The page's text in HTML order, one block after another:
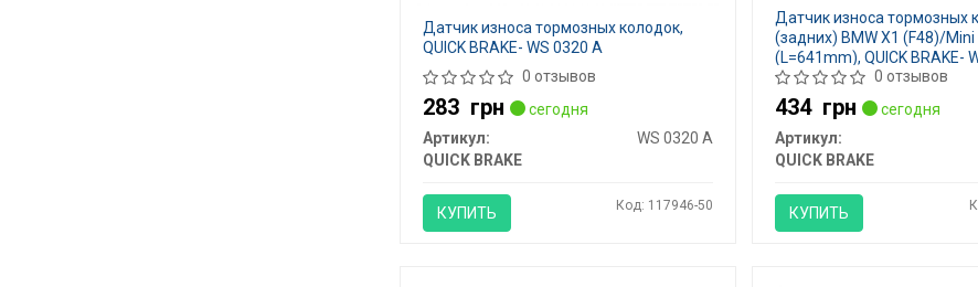
Датчик износа тормозных колодок,
QUICK BRAKE- WS 0320 A
0 отзывов
283 грн
сегодня
Артикул:
WS 0320 A
QUICK BRAKE
КУПИТЬ Код: 117946-50
Датчик износа тормозных
(задних) BMW X1 (F48)/
(L=641mm), QUICK BRAKE-
0 отзывов
434 грн
сегодня
Артикул:
QUICK BRAKE
КУПИТЬ